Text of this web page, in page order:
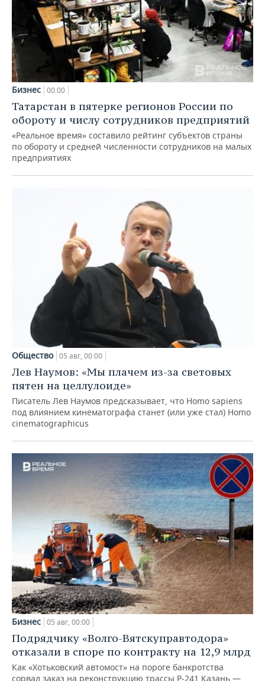
Бизнес 00:00
Татарстан в пятерке регионов России по
обороту и числу сотрудников предприятий
«Реальное время» составило рейтинг субъектов страны
по обороту и средней численности сотрудников на малых
предприятиях
Общество 05 авг, 00:00
Лев Наумов: «Мы плачем из-за световых
пятен на целлулоиде»
Писатель Лев Наумов предсказывает, что Homo sapiens
под влиянием кинематографа станет (или уже стал) Homo
cinematographicus
Бизнес 05 авг, 00:00
Подрядчику «Волго-Вятскуправтодора»
отказали в споре по контракту на 12,9 млрд
Как «Хотьковский автомост» на пороге банкротства
сорвал заказ на реконструкцию трассы Р‑241 Казань —